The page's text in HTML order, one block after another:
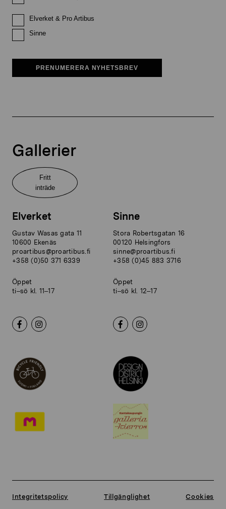
Elverket & Pro Artibus
Sinne
PRENUMERERA NYHETSBREV
Gallerier
Fritt
inträde
Elverket
Gustav Wasas gata 11
10600 Ekenäs
proartibus@proartibus.fi
+358 (0)50 371 6339
Öppet
ti–sö kl. 11–17
Sinne
Stora Robertsgatan 16
00120 Helsingfors
sinne@proartibus.fi
+358 (0)45 883 3716
Öppet
ti–sö kl. 12–17
Integritetspolicy Tillgänglighet Cookies